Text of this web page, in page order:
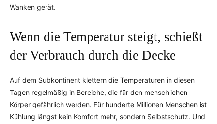
Wanken gerät.
Wenn die Temperatur steigt, schießt
der Verbrauch durch die Decke
Auf dem Subkontinent klettern die Temperaturen in diesen
Tagen regelmäßig in Bereiche, die für den menschlichen
Körper gefährlich werden. Für hunderte Millionen Menschen ist
Kühlung längst kein Komfort mehr, sondern Selbstschutz. Und